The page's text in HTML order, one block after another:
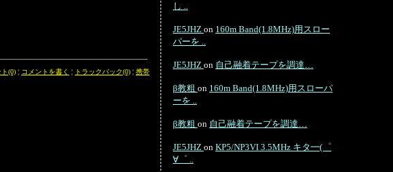
(0) ¦ コメントを書く ¦ トラックバック(0) ¦ 携帯
し ..
JE5JHZ on 160m Band(1.8MHz)用スロー
パーを ..
JE5JHZ on 自己融着テープを調達…
β教粗 on 160m Band(1.8MHz)用スローパ
ーを ..
β教粗 on 自己融着テープを調達…
JE5JHZ on KP5/NP3VI 3.5MHz キタ━(゜
∀゜ ..